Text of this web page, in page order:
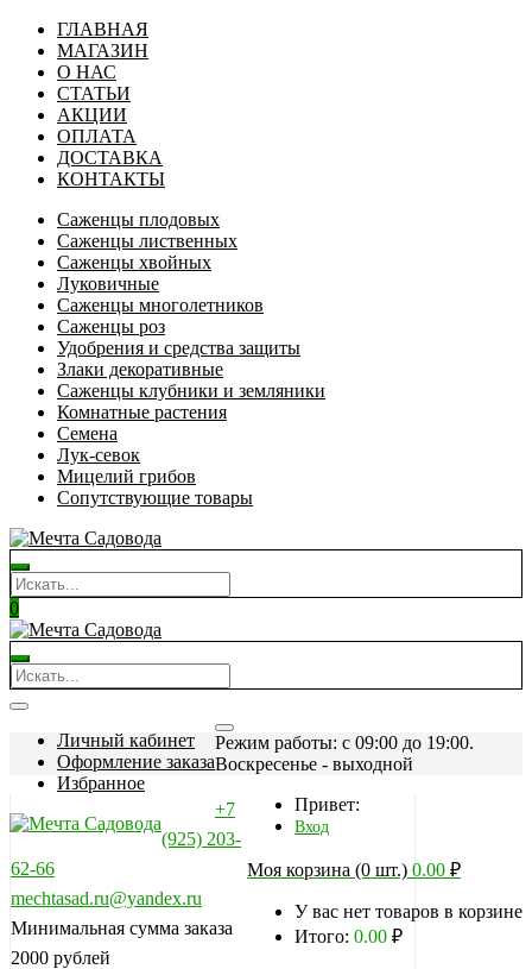
ГЛАВНАЯ
МАГАЗИН
О НАС
СТАТЬИ
АКЦИИ
ОПЛАТА
ДОСТАВКА
КОНТАКТЫ
Саженцы плодовых
Саженцы лиственных
Саженцы хвойных
Луковичные
Саженцы многолетников
Саженцы роз
Удобрения и средства защиты
Злаки декоративные
Саженцы клубники и земляники
Комнатные растения
Семена
Лук-севок
Мицелий грибов
Сопутствующие товары
0
Личный кабинет
Оформление заказа
Избранное
Режим работы: c 09:00 до 19:00.
Воскресенье - выходной
Привет:
Вход
Моя корзина (0 шт.) 0.00 ₽
У вас нет товаров в корзине
Итого: 0.00 ₽
+7
(925) 203-
62-66
mechtasad.ru@yandex.ru
Минимальная сумма заказа
2000 рублей